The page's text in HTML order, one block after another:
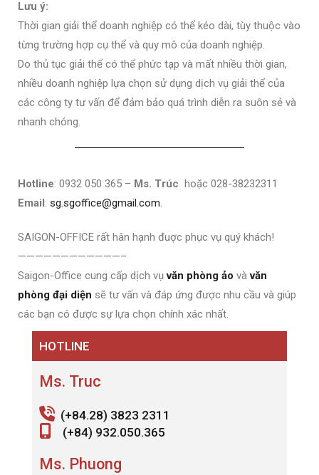
Lưu ý:
Thời gian giải thể doanh nghiệp có thể kéo dài, tùy thuộc vào
từng trường hợp cụ thể và quy mô của doanh nghiệp.
Do thủ tục giải thể có thể phức tạp và mất nhiều thời gian,
nhiều doanh nghiệp lựa chọn sử dụng dịch vụ giải thể của
các công ty tư vấn để đảm bảo quá trình diễn ra suôn sẻ và
nhanh chóng.
Hotline: 0932 050 365 – Ms. Trúc hoặc 028-38232311
Email : sg.sgoffice@gmail.com.
SAIGON-OFFICE rất hân hạnh đuợc phục vụ quý khách!
————————————–
Saigon-Office cung cấp dịch vụvăn phòng ảo vàvăn
phòng đại diện sẽ tư vấn và đáp ứng được nhu cầu và giúp
các bạn có được sự lựa chọn chính xác nhất.
HOTLINE
Ms. Truc
(+84.28) 3823 2311
(+84) 932.050.365
Ms. Phuong